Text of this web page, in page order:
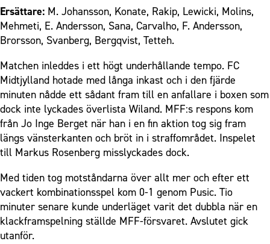
Skolakademier
Fonder
Policydokument
Personuppgiftspolicy
Ersättare: M. Johansson, Konate, Rakip, Lewicki, Molins,
Mehmeti, E. Andersson, Sana, Carvalho, F. Andersson,
Brorsson, Svanberg, Bergqvist, Tetteh.
Matchen inleddes i ett högt underhållande tempo. FC
Midtjylland hotade med långa inkast och i den fjärde
minuten nådde ett sådant fram till en anfallare i boxen som
dock inte lyckades överlista Wiland. MFF:s respons kom
från Jo Inge Berget när han i en fin aktion tog sig fram
längs vänsterkanten och bröt in i straffområdet. Inspelet
till Markus Rosenberg misslyckades dock.
Med tiden tog motståndarna över allt mer och efter ett
vackert kombinationsspel kom 0-1 genom Pusic. Tio
minuter senare kunde underläget varit det dubbla när en
klackframspelning ställde MFF-försvaret. Avslutet gick
utanför.